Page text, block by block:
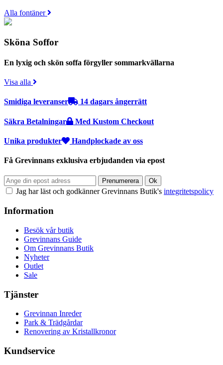
Alla fontäner
Sköna Soffor
En lyxig och skön soffa förgyller sommarkvällarna
Visa alla
Smidiga leveranser 14 dagars ångerrätt
Säkra Betalningar Med Kustom Checkout
Unika produkter Handplockade av oss
Få Grevinnans exklusiva erbjudanden via epost
Jag har läst och godkänner Grevinnans Butik's integritetspolicy
Information
Besök vår butik
Grevinnans Guide
Om Grevinnans Butik
Nyheter
Outlet
Sale
Tjänster
Grevinnan Inreder
Park & Trädgårdar
Renovering av Kristallkronor
Kundservice